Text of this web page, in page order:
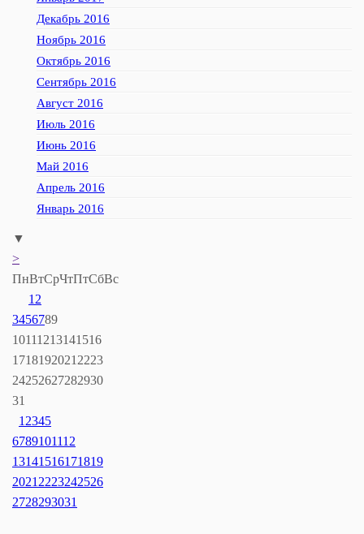
Декабрь 2016
Ноябрь 2016
Октябрь 2016
Сентябрь 2016
Август 2016
Июль 2016
Июнь 2016
Май 2016
Апрель 2016
Январь 2016
▼
>
ПнВтСрЧтПтСбВс
1 2
3456789
10111213141516
1718192021 2223
24252627282930
31
1 2345
6789101112
13141516171819
2021 2223242526
2728293031